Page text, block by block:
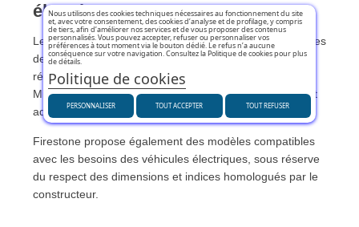
électriques
Les véhicules électriques nécessitent des pneus capables
de supporter un couple important tout en limitant la
résistance au roulement afin de préserver l'autonomie.
Michelin a développé plusieurs solutions spécifiquement
adaptées à cette nouvelle génération de véhicules.
Firestone propose également des modèles compatibles
avec les besoins des véhicules électriques, sous réserve
du respect des dimensions et indices homologués par le
constructeur.
Nous utilisons des cookies techniques nécessaires au fonctionnement du site
et, avec votre consentement, des cookies d’analyse et de profilage, y compris
de tiers, afin d’améliorer nos services et de vous proposer des contenus
personnalisés. Vous pouvez accepter, refuser ou personnaliser vos
préférences à tout moment via le bouton dédié. Le refus n’a aucune
conséquence sur votre navigation. Consultez la Politique de cookies pour plus
de détails.
Politique de cookies
PERSONNALISER TOUT REFUSER
TOUT ACCEPTER